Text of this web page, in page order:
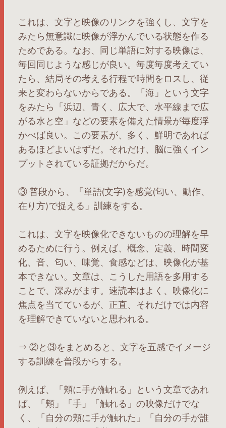
これは、文字と映像のリンクを強くし、文字を
みたら無意識に映像が浮かんでいる状態を作る
ためである。なお、同じ単語に対する映像は、
毎回同じような感じが良い。毎度毎度考えてい
たら、結局その考える行程で時間をロスし、従
来と変わらないからである。「海」という文字
をみたら「浜辺、青く、広大で、水平線まで広
がる水と空」などの要素を備えた情景が毎度浮
かべば良い。この要素が、多く、鮮明であれば
あるほどよいはずだ。それだけ、脳に強くイン
プットされている証拠だからだ。
③ 普段から、「単語(文字)を感覚(匂い、動作、
在り方)で捉える」訓練をする。
これは、文字を映像化できないものの理解を早
めるために行う。例えば、概念、定義、時間変
化、音、匂い、味覚、食感などは、映像化が基
本できない。文章は、こうした用語を多用する
ことで、深みがます。速読本はよく、映像化に
焦点を当てているが、正直、それだけでは内容
を理解できていないと思われる。
⇒ ②と③をまとめると、文字を五感でイメージ
する訓練を普段からする。
例えば、「頬に手が触れる」という文章であれ
ば、「頬」「手」「触れる」の映像だけでな
く、「自分の頬に手が触れた」「自分の手が誰